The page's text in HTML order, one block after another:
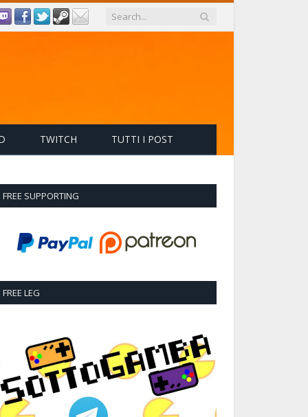
TWITCH TUTTI I POST
FREE SUPPORTING
FREE LEG